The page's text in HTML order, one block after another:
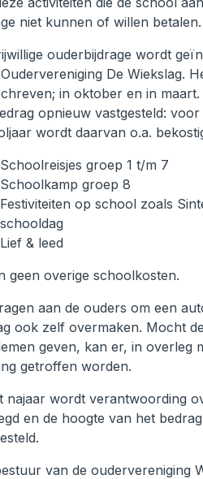
niet kunnen of willen betalen.
ouderbijdrage wordt
De Wiekslag.
in oktober en in
opnieuw vastgesteld:
wordt daarvan o.a.
Schoolreisjes groep 1 t/m 7
Schoolkamp groep 8
Festiviteiten op school zoals
schooldag
Lief & leed
geen overige schoolkosten.
aan de ouders om een
ook zelf overmaken. Mocht
geven, kan er, in overleg
getroffen worden.
najaar wordt verantwoording
en de hoogte van het
van de oudervereniging